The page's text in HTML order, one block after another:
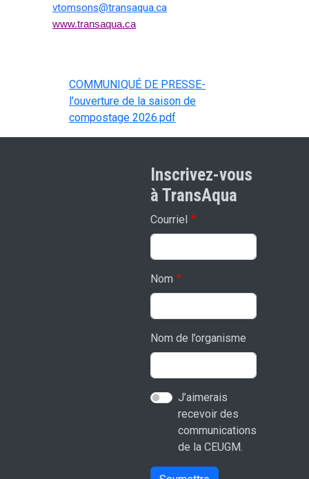
vtomsons@transaqua.ca
www.transaqua.ca
COMMUNIQUÉ DE PRESSE-
l'ouverture de la saison de
compostage 2026.pdf
Inscrivez-vous
à TransAqua
Courriel
Nom
Nom de l’organisme
J’aimerais
recevoir des
communications
de la CEUGM.